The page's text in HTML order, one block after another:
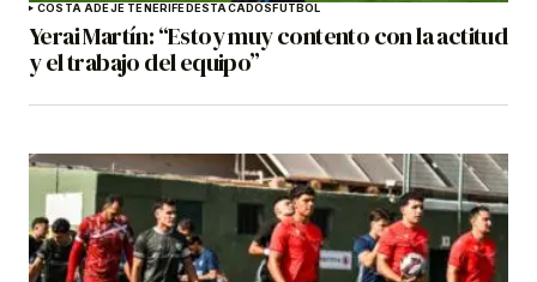
COSTA ADEJE TENERIFEDESTACADOSFÚTBOL
Yerai Martín: “Estoy muy contento con la actitud
y el trabajo del equipo”